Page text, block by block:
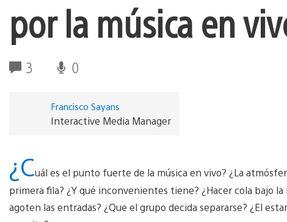
por la música en
3 0
Francisco Sayans
Interactive Media Manager
¿Cuál es el punto fuerte de la música en vivo? ¿La
primera fila? ¿Y qué inconvenientes tiene? ¿Hacer cola bajo
agoten las entradas? ¿Que el grupo decida separarse? ¿El